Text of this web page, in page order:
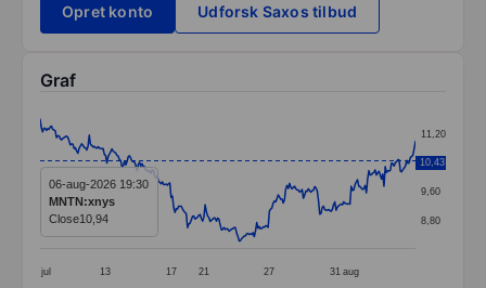
Opret konto
Udforsk Saxos tilbud
Graf
Line chart with 299 data points.
The chart has 1 X axis displaying categories.
The chart has 1 Y axis displaying values. Data ranges
jul 13 17 21 27 31 aug
8,80
9,60
10,40
11,20
10,43
06-aug-2026 19:30
MNTN:xnys
Close10,94